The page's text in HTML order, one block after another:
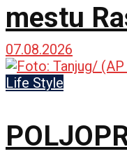
mestu
07.08.2026
Life Style